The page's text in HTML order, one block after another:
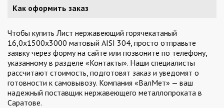
Как оформить заказ
Чтобы купить Лист нержавеющий горячекатаный
16,0х1500х3000 матовый AISI 304, просто отправьте
заявку через форму на сайте или позвоните по телефону,
указанному в разделе «Контакты». Наши специалисты
рассчитают стоимость, подготовят заказ и уведомят о
готовности к самовывозу. Компания «ВалМет» — ваш
надежный поставщик нержавеющего металлопроката в
Саратове.